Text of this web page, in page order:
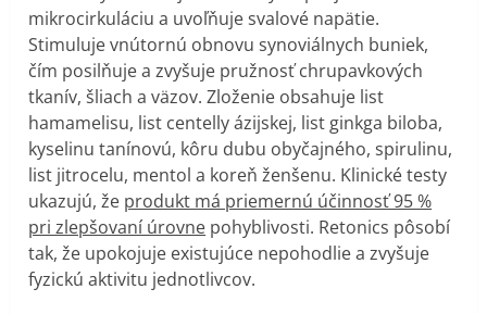
mikrocirkuláciu a uvoľňuje svalové napätie.
Stimuluje vnútornú obnovu synoviálnych buniek,
čím posilňuje a zvyšuje pružnosť chrupavkových
tkanív, šliach a väzov. Zloženie obsahuje list
hamamelisu, list centelly ázijskej, list ginkga biloba,
kyselinu tanínovú, kôru dubu obyčajného, spirulinu,
list jitrocelu, mentol a koreň ženšenu. Klinické testy
ukazujú, že produkt má priemernú účinnosť 95 %
pri zlepšovaní úrovne pohyblivosti. Retonics pôsobí
tak, že upokojuje existujúce nepohodlie a zvyšuje
fyzickú aktivitu jednotlivcov.